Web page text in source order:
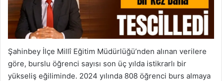
Şahinbey İlçe Millî Eğitim Müdürlüğü’nden alınan verilere
göre, burslu öğrenci sayısı son üç yılda istikrarlı bir
yükseliş eğiliminde. 2024 yılında 808 öğrenci burs almaya